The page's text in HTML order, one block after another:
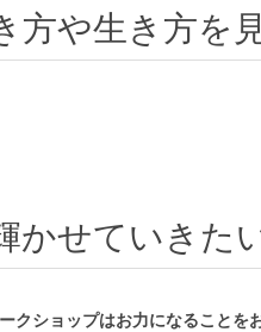
や生き方を
かせていきた
クショップはお力になることを